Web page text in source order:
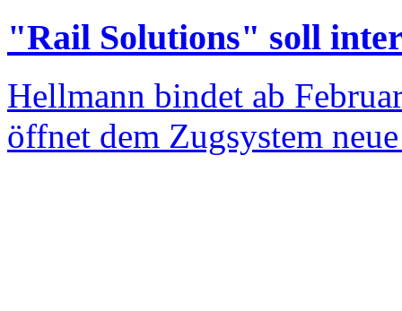
"Rail Solutions" soll
Hellmann bindet ab
öffnet dem Zugsystem